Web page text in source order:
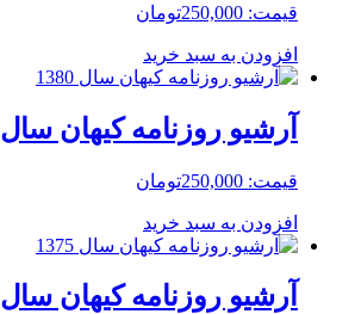
قیمت: 250,000تومان
افزودن به سبد خرید
آرشیو روزنامه کیهان سال 1380
قیمت: 250,000تومان
افزودن به سبد خرید
آرشیو روزنامه کیهان سال 1375